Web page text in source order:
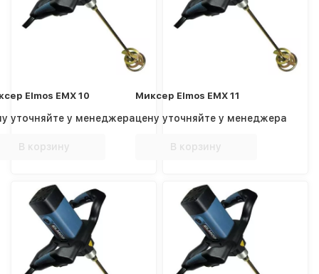
Elmos EMX 10
уточняйте у менеджера
В корзину
Миксер Elmos EMX 11
цену уточняйте у менеджера
В корзину